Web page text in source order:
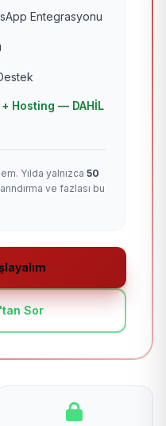
Entegrasyonu
Hosting — DAHİL
Yılda yalnızca 50
ve fazlası bu
Sor